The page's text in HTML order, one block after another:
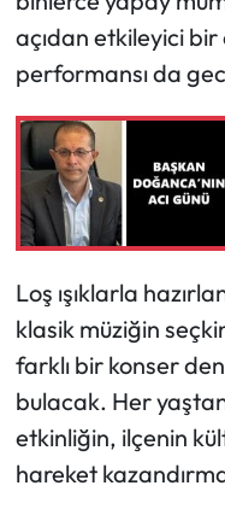
açıdan etkileyici
performansı da
Loş ışıklarla
klasik müziğin
farklı bir konser
bulacak. Her
etkinliğin, ilçenin
hareket